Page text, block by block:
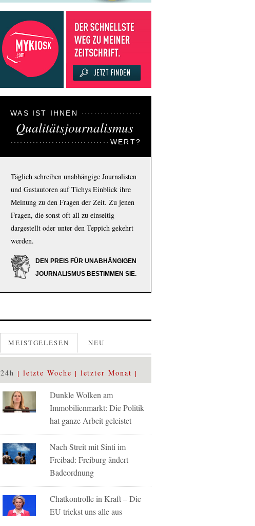
WAS IST IHNEN
Qualitätsjournalismus
WERT?
Täglich schreiben unabhängige Journalisten
und Gastautoren auf Tichys Einblick ihre
Meinung zu den Fragen der Zeit. Zu jenen
Fragen, die sonst oft all zu einseitig
dargestellt oder unter den Teppich gekehrt
werden.
DEN PREIS FÜR UNABHÄNGIGEN
JOURNALISMUS BESTIMMEN SIE.
MEISTGELESEN NEU
24h letzte Woche letzter Monat
Dunkle Wolken am
Immobilienmarkt: Die Politik
hat ganze Arbeit geleistet
Nach Streit mit Sinti im
Freibad: Freiburg ändert
Badeordnung
Chatkontrolle in Kraft – Die
EU trickst uns alle aus